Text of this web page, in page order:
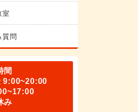
室
質問
間
9:00~20:00
み